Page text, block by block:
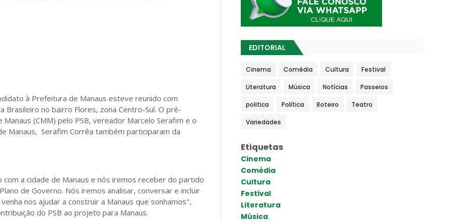
à Prefeitura de Manaus esteve reunido com
no bairro Flores, zona Centro-Sul. O pré-
Manaus (CMM) pelo PSB, vereador Marcelo Serafim e o
Manaus, Serafim Corrêa também participaram da
com a cidade de Manaus e nós iremos receber do partido
de Governo. Nós iremos analisar, conversar e incluir
nos ajudar a construir a Manaus que sonhamos",
do PSB ao projeto para Manaus.
EDITORIAL
Cinema Comédia Cultura Festival
Literatura Música Notícias Passeios
politica Política Roteiro Teatro
Variedades
Etiquetas
Cinema
Comédia
Cultura
Festival
Literatura
Música